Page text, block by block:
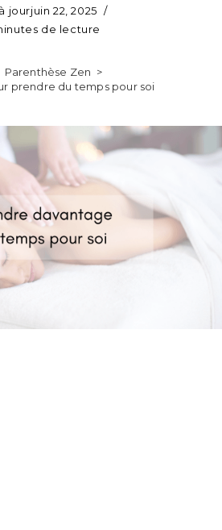
jourjuin 22, 2025
de lecture
Parenthèse Zen >
prendre du temps pour soi